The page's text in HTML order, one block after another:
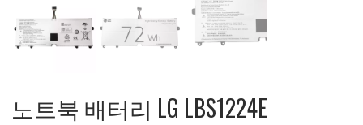
노트북 배터리 LG LBS1224E